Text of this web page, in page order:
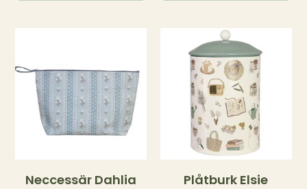
Neccessär Dahlia Plåtburk Elsie